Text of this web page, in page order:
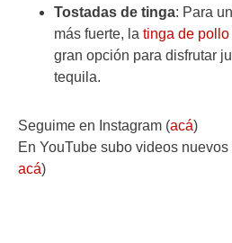
Tostadas de tinga: Para
más fuerte, la tinga de pollo
gran opción para disfrutar
tequila.
Seguime en Instagram (acá)
En YouTube subo videos
acá)